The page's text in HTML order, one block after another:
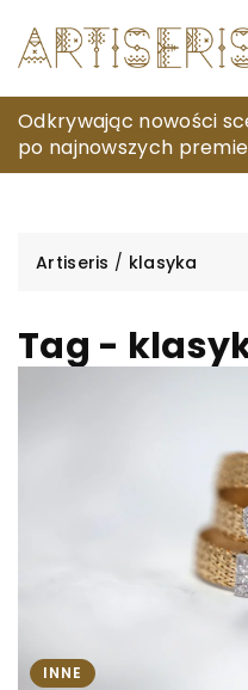
Jak system
pomóc w oszczędzaniu
Odkrywając nowości
po najnowszych
Jakie nowe filmy mogą
dla twojego hobby?
Artiseris / klasyka
Tag -
INNE